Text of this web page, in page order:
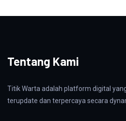
Tentang Kami
Titik Warta adalah platform digital
terupdate dan terpercaya secara